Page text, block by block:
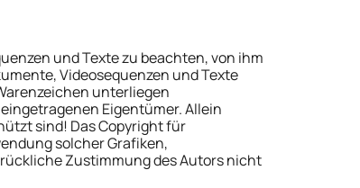
und Texte zu beachten, von ihm
Videosequenzen und Texte
unterliegen
Eigentümer. Allein
sind! Das Copyright für
solcher Grafiken,
Zustimmung des Autors nicht